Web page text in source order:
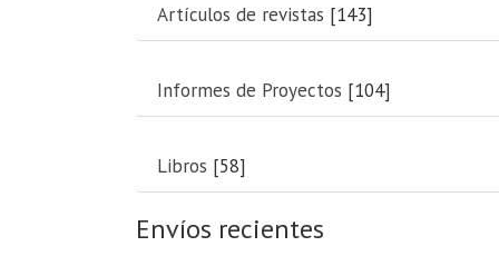
Artículos de revistas [143]
Informes de Proyectos [104]
Libros [58]
Envíos recientes